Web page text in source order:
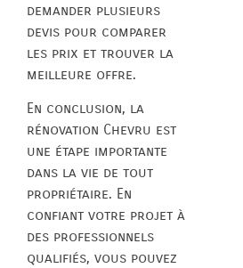
demander plusieurs
devis pour comparer
les prix et trouver la
meilleure offre.
En conclusion, la
rénovation Chevru est
une étape importante
dans la vie de tout
propriétaire. En
confiant votre projet à
des professionnels
qualifiés, vous pouvez